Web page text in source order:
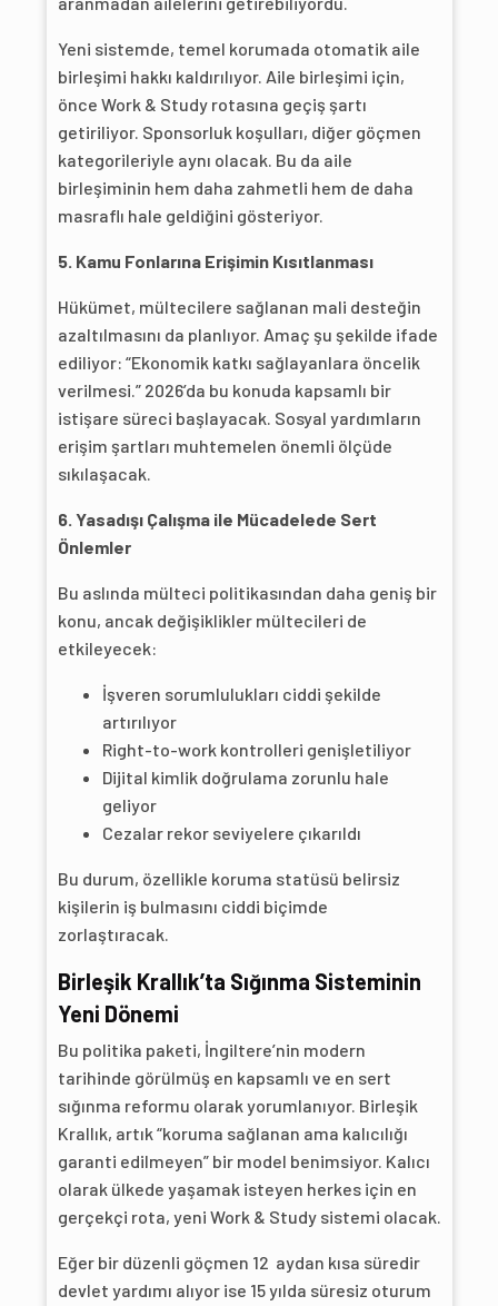
Yeni sistemde, temel korumada otomatik aile
birleşimi hakkı kaldırılıyor. Aile birleşimi için,
önce Work & Study rotasına geçiş şartı
getiriliyor. Sponsorluk koşulları, diğer göçmen
kategorileriyle aynı olacak. Bu da aile
birleşiminin hem daha zahmetli hem de daha
masraflı hale geldiğini gösteriyor.
5. Kamu Fonlarına Erişimin Kısıtlanması
Hükümet, mültecilere sağlanan mali desteğin
azaltılmasını da planlıyor. Amaç şu şekilde ifade
ediliyor: “Ekonomik katkı sağlayanlara öncelik
verilmesi.” 2026’da bu konuda kapsamlı bir
istişare süreci başlayacak. Sosyal yardımların
erişim şartları muhtemelen önemli ölçüde
sıkılaşacak.
6. Yasadışı Çalışma ile Mücadelede Sert
Önlemler
Bu aslında mülteci politikasından daha geniş bir
konu, ancak değişiklikler mültecileri de
etkileyecek:
İşveren sorumlulukları ciddi şekilde
artırılıyor
Right-to-work kontrolleri genişletiliyor
Dijital kimlik doğrulama zorunlu hale
geliyor
Cezalar rekor seviyelere çıkarıldı
Bu durum, özellikle koruma statüsü belirsiz
kişilerin iş bulmasını ciddi biçimde
zorlaştıracak.
Birleşik Krallık’ta Sığınma Sisteminin
Yeni Dönemi
Bu politika paketi, İngiltere’nin modern
tarihinde görülmüş en kapsamlı ve en sert
sığınma reformu olarak yorumlanıyor. Birleşik
Krallık, artık “koruma sağlanan ama kalıcılığı
garanti edilmeyen” bir model benimsiyor. Kalıcı
olarak ülkede yaşamak isteyen herkes için en
gerçekçi rota, yeni Work & Study sistemi olacak.
Eğer bir düzenli göçmen 12 aydan kısa süredir
devlet yardımı alıyor ise 15 yılda süresiz oturum